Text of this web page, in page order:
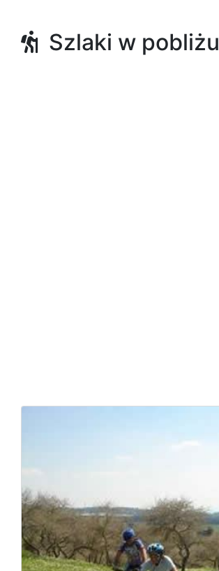
Szlaki w pobliżu